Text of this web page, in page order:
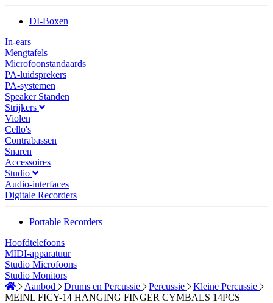
DI-Boxen
In-ears
Mengtafels
Microfoonstandaards
PA-luidsprekers
PA-systemen
Speaker Standen
Strijkers
Violen
Cello's
Contrabassen
Snaren
Accessoires
Studio
Audio-interfaces
Digitale Recorders
Portable Recorders
Hoofdtelefoons
MIDI-apparatuur
Studio Microfoons
Studio Monitors
Aanbod
Drums en Percussie Percussie
Kleine Percussie
MEINL FICY-14 HANGING FINGER CYMBALS 14PCS